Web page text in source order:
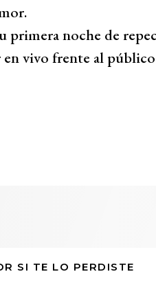
primera noche de
vivo frente al
SI TE LO PERDISTE